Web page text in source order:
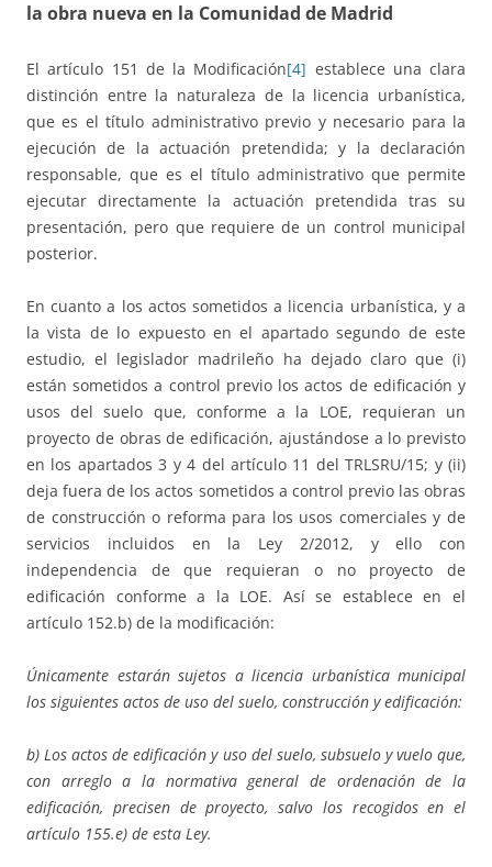
la obra nueva en la Comunidad de Madrid
El artículo 151 de la Modificación[4] establece una clara
distinción entre la naturaleza de la licencia urbanística,
que es el título administrativo previo y necesario para la
ejecución de la actuación pretendida; y la declaración
responsable, que es el título administrativo que permite
ejecutar directamente la actuación pretendida tras su
presentación, pero que requiere de un control municipal
posterior.
En cuanto a los actos sometidos a licencia urbanística, y a
la vista de lo expuesto en el apartado segundo de este
estudio, el legislador madrileño ha dejado claro que (i)
están sometidos a control previo los actos de edificación y
usos del suelo que, conforme a la LOE, requieran un
proyecto de obras de edificación, ajustándose a lo previsto
en los apartados 3 y 4 del artículo 11 del TRLSRU/15; y (ii)
deja fuera de los actos sometidos a control previo las obras
de construcción o reforma para los usos comerciales y de
servicios incluidos en la Ley 2/2012, y ello con
independencia de que requieran o no proyecto de
edificación conforme a la LOE. Así se establece en el
artículo 152.b) de la modificación:
Únicamente estarán sujetos a licencia urbanística municipal
los siguientes actos de uso del suelo, construcción y edificación:
b) Los actos de edificación y uso del suelo, subsuelo y vuelo que,
con arreglo a la normativa general de ordenación de la
edificación, precisen de proyecto, salvo los recogidos en el
artículo 155.e) de esta Ley.